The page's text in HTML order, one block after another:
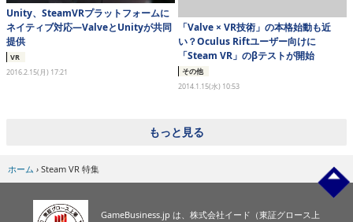
Unity、SteamVRプラットフォームに
ネイティブ対応―ValveとUnityが共同
提供
VR
2016.2.15(月) 17:21
「Valve × VR技術」の本格始動も近
い？Oculus Riftユーザー向けに
「Steam VR」のβテストが開始
その他
2014.1.15(水) 10:53
もっと見る
ホーム › Steam VR 特集
GameBusiness.jp は、株式会社イード（東証グロース上